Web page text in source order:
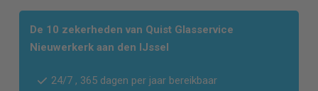
De 10 zekerheden van Quist Glasservice
Nieuwerkerk aan den IJssel
24/7 , 365 dagen per jaar bereikbaar